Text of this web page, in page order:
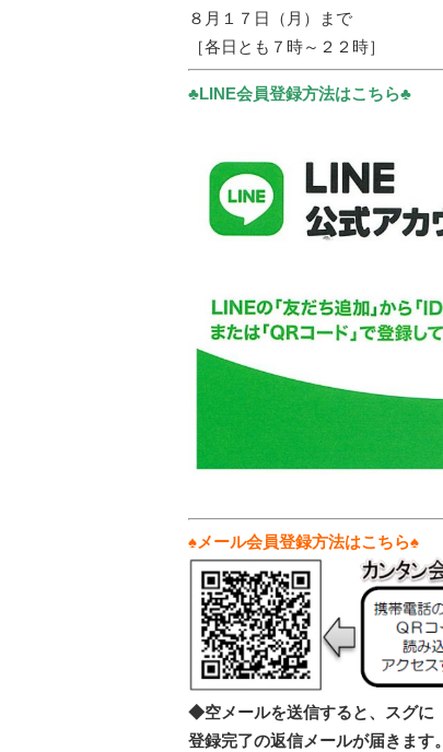
８月１７日（月）まで
［各日とも７時～２２時］
♣LINE会員登録方法はこちら♣
♠メール会員登録方法はこちら♠
◆空メールを送信すると、スグに
登録完了の返信メールが届きます。